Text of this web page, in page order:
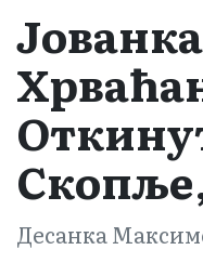
Јованка
Десанка